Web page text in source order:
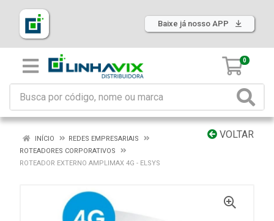
Baixe já nosso APP
0
VOLTAR
INÍCIO
REDES EMPRESARIAIS
ROTEADORES CORPORATIVOS
ROTEADOR EXTERNO AMPLIMAX 4G - ELSYS